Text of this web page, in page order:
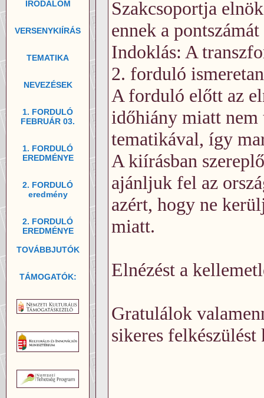
IRODALOM
VERSENYKIÍRÁS
TEMATIKA
NEVEZÉSEK
1. FORDULÓ
FEBRUÁR 03.
1. FORDULÓ
EREDMÉNYE
2. FORDULÓ
eredmény
2. FORDULÓ
EREDMÉNYE
TOVÁBBJUTÓK
TÁMOGATÓK:
Szakcsoportja
ennek a
Indoklás: A
2. forduló
A forduló előtt az
időhiány miatt nem
tematikával, így
A kiírásban
ajánljuk fel az
azért, hogy ne
miatt.
Elnézést a
Gratulálok
sikeres